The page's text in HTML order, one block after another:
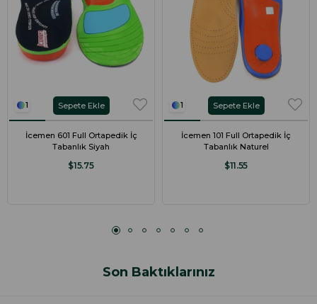
1
İcemen 601 Full Ortapedik İç
Tabanlık Siyah
$15.75
Sepete Ekle 1
İcemen 101 Full Ortapedik İç
Tabanlık Naturel
$11.55
Sepete Ekle
Son Baktıklarınız